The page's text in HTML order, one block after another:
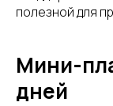
полезной для
Мини-
дней